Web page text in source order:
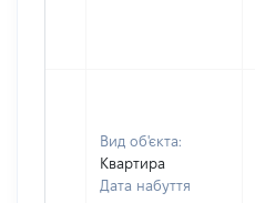
Вид об'єкта:
Квартира
Дата набуття